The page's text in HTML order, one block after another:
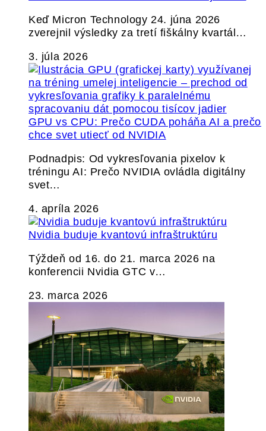
Keď Micron Technology 24. júna 2026
zverejnil výsledky za tretí fiškálny kvartál…
3. júla 2026
GPU vs CPU: Prečo CUDA poháňa AI a prečo
chce svet utiecť od NVIDIA
Podnadpis: Od vykresľovania pixelov k
tréningu AI: Prečo NVIDIA ovládla digitálny
svet…
4. apríla 2026
Nvidia buduje kvantovú infraštruktúru
Týždeň od 16. do 21. marca 2026 na
konferencii Nvidia GTC v…
23. marca 2026